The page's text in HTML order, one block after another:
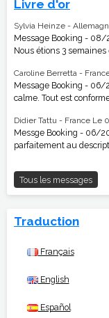
Livre d'or
Sylvia Heinze -
Message Booking - 08/
Nous étions 3 semaines
Caroline Berretta -
Message Booking - 06/
calme. Tout est
Didier Tattu - France Le
Messge Booking - 06/
parfaitement au
Tous les messages
Traduction
Français
English
Español